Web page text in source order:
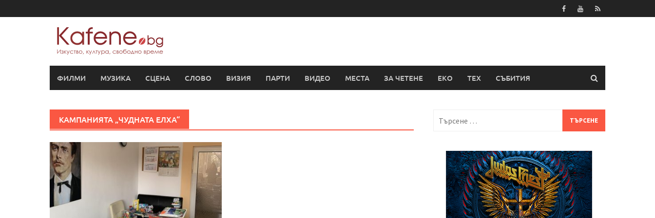
to
ФИЛМИ МУЗИКА СЦЕНА СЛОВО ВИЗИЯ ПАРТИ ВИДЕО МЕСТА ЗА ЧЕТЕНЕ ЕКО ТЕХ СЪБИТИЯ
КАМПАНИЯТА „ЧУДНАТА ЕЛХА“
за: